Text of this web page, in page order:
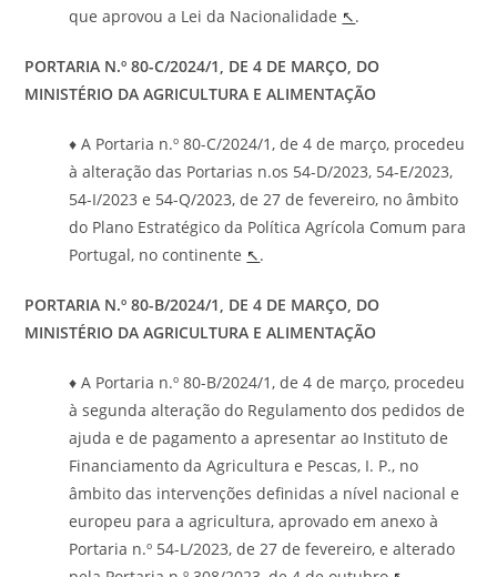
que aprovou a Lei da Nacionalidade ↖.
PORTARIA N.º 80-C/2024/1, DE 4 DE MARÇO, DO
MINISTÉRIO DA AGRICULTURA E ALIMENTAÇÃO
♦ A Portaria n.º 80-C/2024/1, de 4 de março, procedeu
à alteração das Portarias n.os 54-D/2023, 54-E/2023,
54-I/2023 e 54-Q/2023, de 27 de fevereiro, no âmbito
do Plano Estratégico da Política Agrícola Comum para
Portugal, no continente ↖.
PORTARIA N.º 80-B/2024/1, DE 4 DE MARÇO, DO
MINISTÉRIO DA AGRICULTURA E ALIMENTAÇÃO
♦ A Portaria n.º 80-B/2024/1, de 4 de março, procedeu
à segunda alteração do Regulamento dos pedidos de
ajuda e de pagamento a apresentar ao Instituto de
Financiamento da Agricultura e Pescas, I. P., no
âmbito das intervenções definidas a nível nacional e
europeu para a agricultura, aprovado em anexo à
Portaria n.º 54-L/2023, de 27 de fevereiro, e alterado